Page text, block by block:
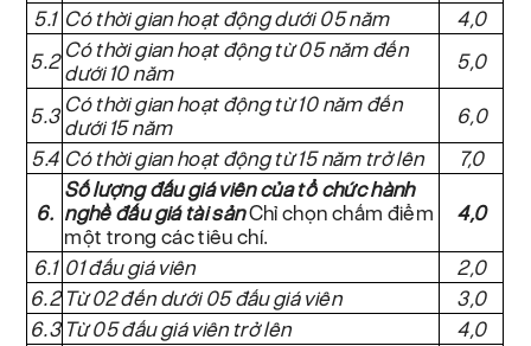
5.1 Có thời gian hoạt động dưới 05 năm
4,0
5.2
Có thời gian hoạt động từ 05 năm đến
dưới 10 năm
5,0
5.3
Có thời gian hoạt động từ 10 năm đến
dưới 15 năm
6,0
5.4 Có thời gian hoạt động từ 15 năm trở lên 7,0
6.
Số lượng đấu giá viên của tổ chức hành
nghề đấu giá tài sảnChỉ chọn chấm điểm
một trong các tiêu chí.
4,0
6.1 01 đấu giá viên
2,0
6.2 Từ 02 đến dưới 05 đấu giá viên
3,0
6.3 Từ 05 đấu giá viên trở lên 4,0